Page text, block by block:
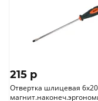
215 p
Отвертка шлицевая